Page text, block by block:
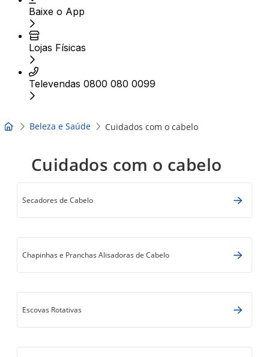
Baixe o App
Lojas Físicas
Televendas 0800 080 0099
Beleza e Saúde Cuidados com o cabelo
Cuidados com o cabelo
Secadores de Cabelo
Chapinhas e Pranchas Alisadoras de Cabelo
Escovas Rotativas